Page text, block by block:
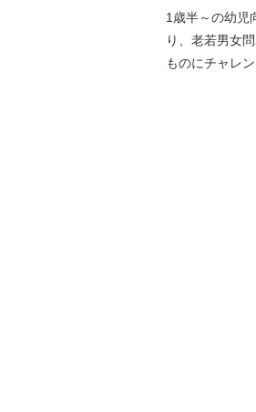
1歳半～の幼児
り、老若男女
ものにチャレ